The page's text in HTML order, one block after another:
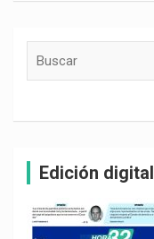
Edición digital